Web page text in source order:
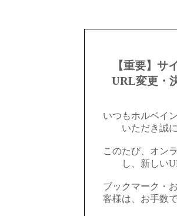
【重要】サ
URL変更・
いつもホルベイ
いただき誠
このたび、オン
し、新しい
ブックマーク・
客様は、お手数